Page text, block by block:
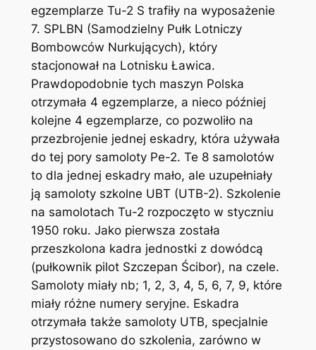
egzemplarze Tu-2 S trafiły na wyposażenie
7. SPLBN (Samodzielny Pułk Lotniczy
Bombowców Nurkujących), który
stacjonował na Lotnisku Ławica.
Prawdopodobnie tych maszyn Polska
otrzymała 4 egzemplarze, a nieco później
kolejne 4 egzemplarze, co pozwoliło na
przezbrojenie jednej eskadry, która używała
do tej pory samoloty Pe-2. Te 8 samolotów
to dla jednej eskadry mało, ale uzupełniały
ją samoloty szkolne UBT (UTB-2). Szkolenie
na samolotach Tu-2 rozpoczęto w styczniu
1950 roku. Jako pierwsza została
przeszkolona kadra jednostki z dowódcą
(pułkownik pilot Szczepan Ścibor), na czele.
Samoloty miały nb; 1, 2, 3, 4, 5, 6, 7, 9, które
miały różne numery seryjne. Eskadra
otrzymała także samoloty UTB, specjalnie
przystosowano do szkolenia, zarówno w